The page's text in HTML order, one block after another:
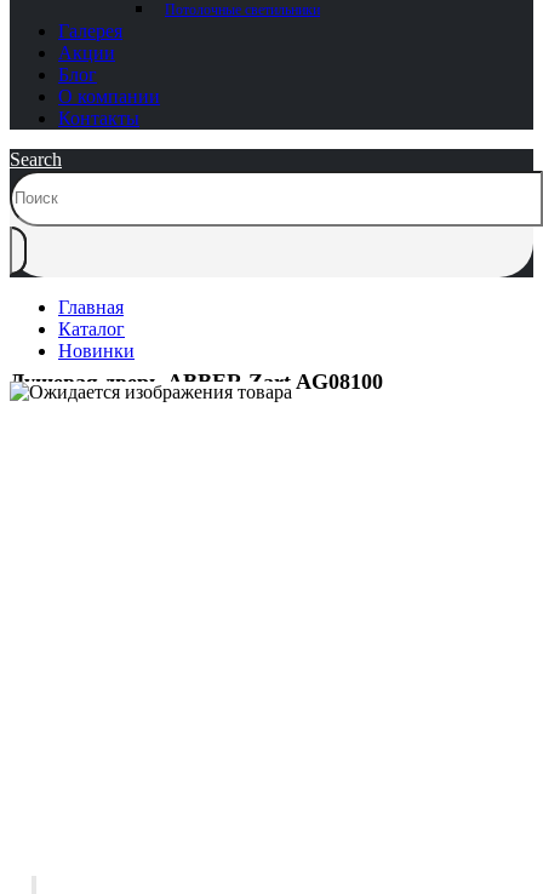
Потолочные светильники
Галерея
Акции
Блог
О компании
Контакты
Search
Главная
Каталог
Новинки
Душевая дверь ABBER Zart AG08100